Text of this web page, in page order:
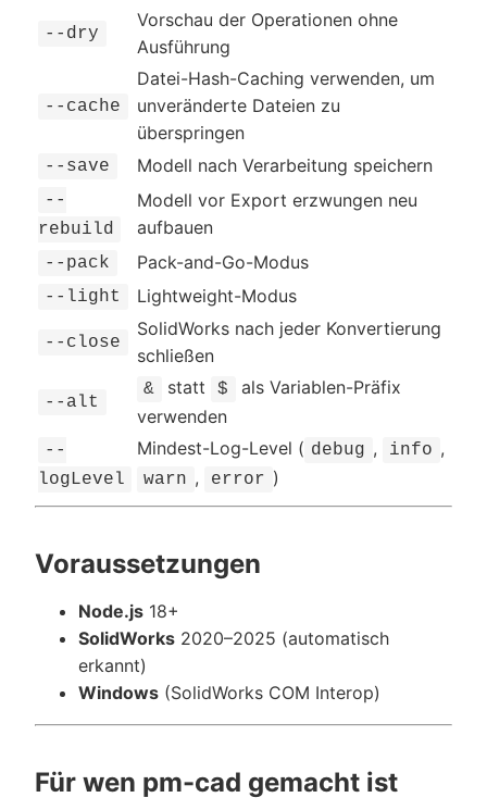
--dry
Vorschau der Operationen ohne
Ausführung
--cache
Datei-Hash-Caching verwenden, um
unveränderte Dateien zu
überspringen
--save Modell nach Verarbeitung speichern
--
rebuild
Modell vor Export erzwungen neu
aufbauen
--pack Pack-and-Go-Modus
--light Lightweight-Modus
--close
SolidWorks nach jeder Konvertierung
schließen
--alt
& statt $
als Variablen-Präfix
verwenden
--
logLevel
Mindest-Log-Level ( debug , info ,
warn , error )
Voraussetzungen
Node.js 18+
SolidWorks 2020–2025 (automatisch
erkannt)
Windows (SolidWorks COM Interop)
Für wen pm-cad gemacht ist